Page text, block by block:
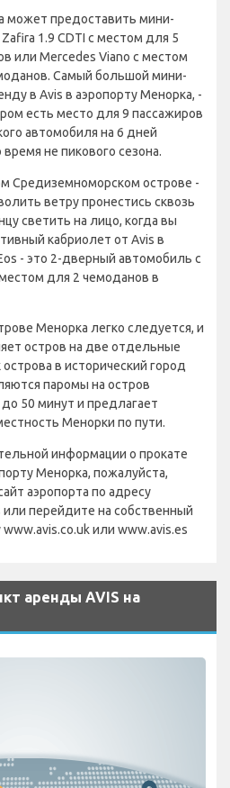
может предоставить мини-
1.9 CDTI с местом для 5
или Mercedes Viano с местом
Самый большой мини-
в Avis в аэропорту Менорка, -
есть место для 9 пассажиров
автомобиля на 6 дней
не пикового сезона.
Средиземноморском острове -
ветру пронестись сквозь
светить на лицо, когда вы
кабриолет от Avis в
- это 2-дверный автомобиль с
для 2 чемоданов в
Менорка легко следуется, и
остров на две отдельные
в исторический город
паромы на остров
50 минут и предлагает
Менорки по пути.
информации о прокате
Менорка, пожалуйста,
аэропорта по адресу
перейдите на собственный
или www.avis.es
аренды AVIS на